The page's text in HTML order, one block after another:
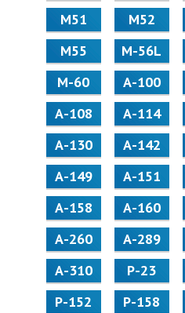
М51
М52
М55
M-56L
M-60
А-100
А-108
А-114
А-130
А-142
А-149
А-151
А-158
А-160
А-260
А-289
А-310
Р-23
Р-152
Р-158